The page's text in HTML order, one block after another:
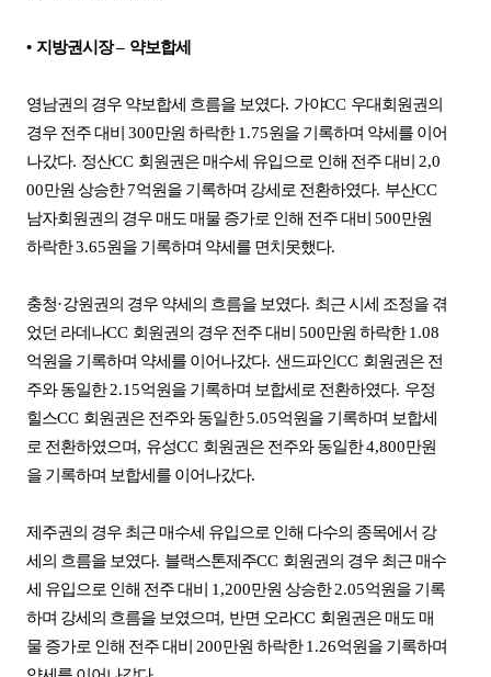
• 지방권시장– 약보합세
영남권의 경우 약보합세 흐름을 보였다. 가야CC 우대회원권의
경우 전주 대비 300만원 하락한1.75원을 기록하며 약세를 이어
나갔다. 정산CC 회원권은 매수세 유입으로 인해 전주 대비 2,0
00만원 상승한7억원을 기록하며 강세로 전환하였다. 부산CC
남자회원권의 경우 매도 매물 증가로 인해 전주 대비 500만원
하락한3.65원을 기록하며 약세를 면치못했다.
충청·강원권의 경우 약세의 흐름을 보였다. 최근 시세 조정을 겪
었던 라데나CC 회원권의 경우 전주 대비 500만원 하락한1.08
억원을 기록하며 약세를 이어나갔다. 샌드파인 CC 회원권은 전
주와 동일한2.15억원을 기록하며 보합세로 전환하였다. 우정
힐스CC 회원권은 전주와 동일한5.05억원을 기록하며 보합세
로 전환하였으며, 유성CC 회원권은 전주와 동일한4,800만원
을 기록하며 보합세를 이어나갔다.
제주권의 경우 최근 매수세 유입으로 인해 다수의 종목에서 강
세의 흐름을 보였다. 블랙스톤제주CC 회원권의 경우 최근 매수
세 유입으로 인해 전주 대비 1,200만원 상승한2.05억원을 기록
하며 강세의 흐름을 보였으며, 반면 오라CC 회원권은 매도 매
물 증가로 인해 전주 대비 200만원 하락한1.26억원을 기록하며